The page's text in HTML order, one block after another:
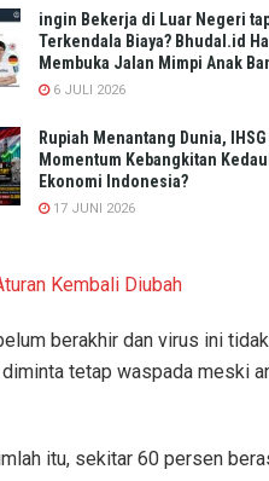
ingin Bekerja di Luar Negeri
Terkendala Biaya? Bhudal.id
Membuka Jalan Mimpi Anak
6 JULI 2026
Rupiah Menantang Dunia,
Momentum Kebangkitan
Ekonomi Indonesia?
17 JUNI 2026
Kembali Diubah
berakhir dan virus ini
tetap waspada meski
itu, sekitar 60 persen